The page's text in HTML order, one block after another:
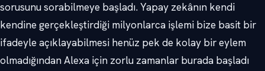
sorusunu sorabilmeye başladı. Yapay zekânın kendi
kendine gerçekleştirdiği milyonlarca işlemi bize basit bir
ifadeyle açıklayabilmesi henüz pek de kolay bir eylem
olmadığından Alexa için zorlu zamanlar burada başladı